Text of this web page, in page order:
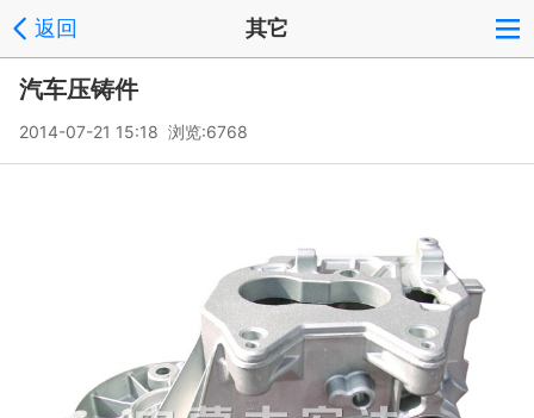
返回 其它
汽车压铸件
2014-07-21 15:18 浏览:6768